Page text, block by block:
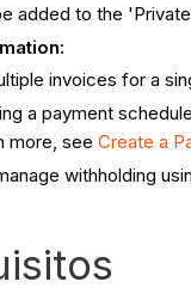
added to the
invoices for a
a payment
more, see Create a
withholding